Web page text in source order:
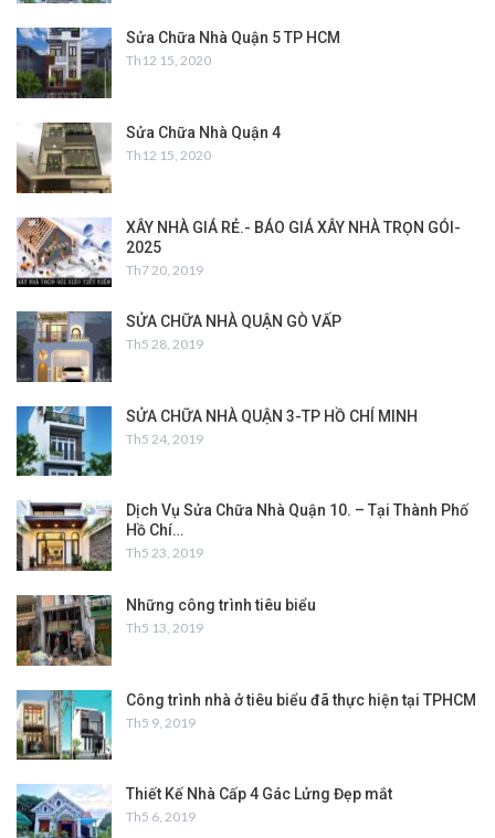
Sửa Chữa Nhà Quận 5 TP HCM
Th12 15, 2020
Sửa Chữa Nhà Quận 4
Th12 15, 2020
XÂY NHÀ GIÁ RẺ.- BÁO GIÁ XÂY NHÀ TRỌN GÓI-
2025
Th7 20, 2019
SỬA CHỮA NHÀ QUẬN GÒ VẤP
Th5 28, 2019
SỬA CHỮA NHÀ QUẬN 3-TP HỒ CHÍ MINH
Th5 24, 2019
Dịch Vụ Sửa Chữa Nhà Quận 10. – Tại Thành Phố
Hồ Chí…
Th5 23, 2019
Những công trình tiêu biểu
Th5 13, 2019
Công trình nhà ở tiêu biểu đã thực hiện tại TPHCM
Th5 9, 2019
Thiết Kế Nhà Cấp 4 Gác Lửng Đẹp mắt
Th5 6, 2019